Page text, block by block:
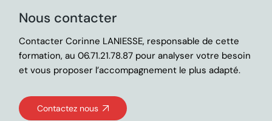
Nous contacter
Contacter Corinne LANIESSE, responsable de cette
formation, au 06.71.21.78.87 pour analyser votre besoin
et vous proposer l’accompagnement le plus adapté.
Contactez nous